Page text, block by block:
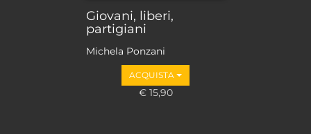
Giovani, liberi,
partigiani
Michela Ponzani
ACQUISTA
€ 15,90